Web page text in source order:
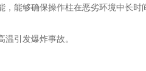
能够确保操作柱在恶劣环境中长时
引发爆炸事故。